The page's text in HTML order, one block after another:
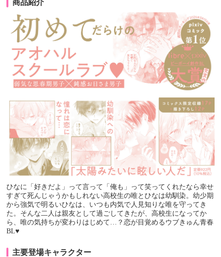
商品紹介
ひなに「好きだよ」って言って「俺も」って笑ってくれたなら幸せ
すぎて死んじゃうかもしれない高校生の唯とひなは幼馴染。幼少期
から強気で明るいひなは、いつも内気で人見知りな唯を守ってき
た。そんな二人は親友として過ごしてきたが、高校生になってか
ら、唯の気持ちが変わりはじめて…？恋が目覚めるウブきゅん青春
BL♥
主要登場キャラクター